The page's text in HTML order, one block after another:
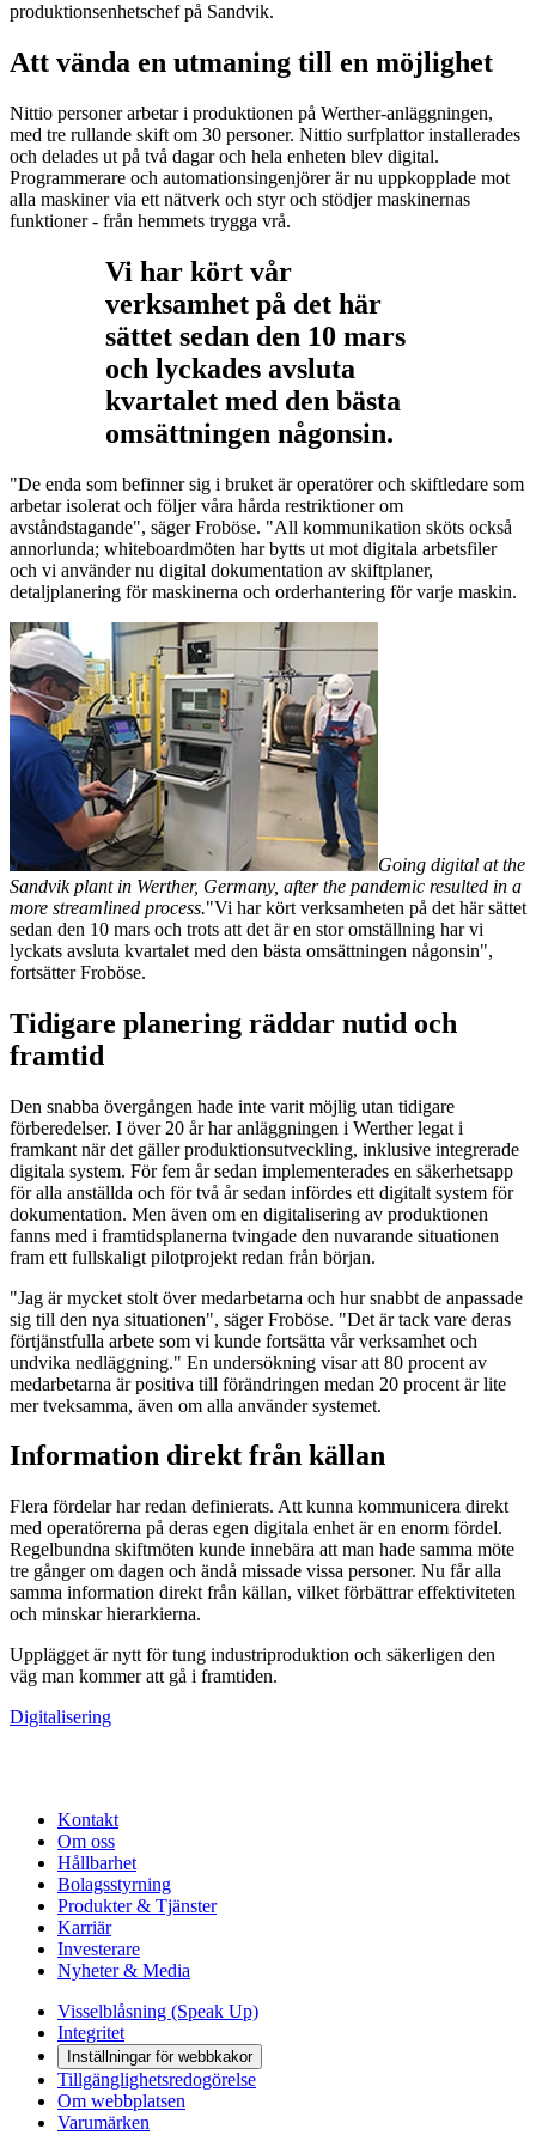
produktionsenhetschef på Sandvik.
Att vända en utmaning till en möjlighet
Nittio personer arbetar i produktionen på Werther-anläggningen,
med tre rullande skift om 30 personer. Nittio surfplattor installerades
och delades ut på två dagar och hela enheten blev digital.
Programmerare och automationsingenjörer är nu uppkopplade mot
alla maskiner via ett nätverk och styr och stödjer maskinernas
funktioner - från hemmets trygga vrå.
Vi har kört vår
verksamhet på det här
sättet sedan den 10 mars
och lyckades avsluta
kvartalet med den bästa
omsättningen någonsin.
"De enda som befinner sig i bruket är operatörer och skiftledare som
arbetar isolerat och följer våra hårda restriktioner om
avståndstagande", säger Froböse. "All kommunikation sköts också
annorlunda; whiteboardmöten har bytts ut mot digitala arbetsfiler
och vi använder nu digital dokumentation av skiftplaner,
detaljplanering för maskinerna och orderhantering för varje maskin.
Going digital at the
Sandvik plant in Werther, Germany, after the pandemic resulted in a
more streamlined process."Vi har kört verksamheten på det här sättet
sedan den 10 mars och trots att det är en stor omställning har vi
lyckats avsluta kvartalet med den bästa omsättningen någonsin",
fortsätter Froböse.
Tidigare planering räddar nutid och
framtid
Den snabba övergången hade inte varit möjlig utan tidigare
förberedelser. I över 20 år har anläggningen i Werther legat i
framkant när det gäller produktionsutveckling, inklusive integrerade
digitala system. För fem år sedan implementerades en säkerhetsapp
för alla anställda och för två år sedan infördes ett digitalt system för
dokumentation. Men även om en digitalisering av produktionen
fanns med i framtidsplanerna tvingade den nuvarande situationen
fram ett fullskaligt pilotprojekt redan från början.
"Jag är mycket stolt över medarbetarna och hur snabbt de anpassade
sig till den nya situationen", säger Froböse. "Det är tack vare deras
förtjänstfulla arbete som vi kunde fortsätta vår verksamhet och
undvika nedläggning." En undersökning visar att 80 procent av
medarbetarna är positiva till förändringen medan 20 procent är lite
mer tveksamma, även om alla använder systemet.
Information direkt från källan
Flera fördelar har redan definierats. Att kunna kommunicera direkt
med operatörerna på deras egen digitala enhet är en enorm fördel.
Regelbundna skiftmöten kunde innebära att man hade samma möte
tre gånger om dagen och ändå missade vissa personer. Nu får alla
samma information direkt från källan, vilket förbättrar effektiviteten
och minskar hierarkierna.
Upplägget är nytt för tung industriproduktion och säkerligen den
väg man kommer att gå i framtiden.
Digitalisering
Kontakt
Om oss
Hållbarhet
Bolagsstyrning
Produkter & Tjänster
Karriär
Investerare
Nyheter & Media
Visselblåsning (Speak Up)
Integritet
Inställningar för webbkakor
Tillgänglighetsredogörelse
Om webbplatsen
Varumärken